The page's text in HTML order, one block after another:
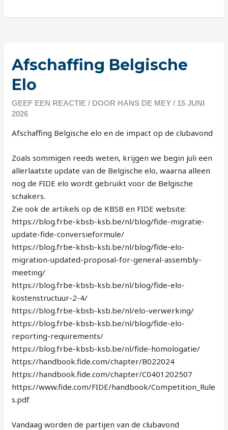
Afschaffing Belgische
Elo
GEEF EEN REACTIE / DOOR HANS DE MEY/ 15 JUNI
2026
Afschaffing Belgische elo en de impact op de clubavond
Zoals sommigen reeds weten, krijgen we begin juli een
allerlaatste update van de Belgische elo, waarna alleen
nog de FIDE elo wordt gebruikt voor de Belgische
schakers.
Zie ook de artikels op de KBSB en FIDE website:
https://blog.frbe-kbsb-ksb.be/nl/blog/fide-migratie-
update-fide-conversieformule/
https://blog.frbe-kbsb-ksb.be/nl/blog/fide-elo-
migration-updated-proposal-for-general-assembly-
meeting/
https://blog.frbe-kbsb-ksb.be/nl/blog/fide-elo-
kostenstructuur-2-4/
https://blog.frbe-kbsb-ksb.be/nl/elo-verwerking/
https://blog.frbe-kbsb-ksb.be/nl/blog/fide-elo-
reporting-requirements/
https://blog.frbe-kbsb-ksb.be/nl/fide-homologatie/
https://handbook.fide.com/chapter/B022024
https://handbook.fide.com/chapter/C0401202507
https://www.fide.com/FIDE/handbook/Competition_Rule
s.pdf
Vandaag worden de partijen van de clubavond